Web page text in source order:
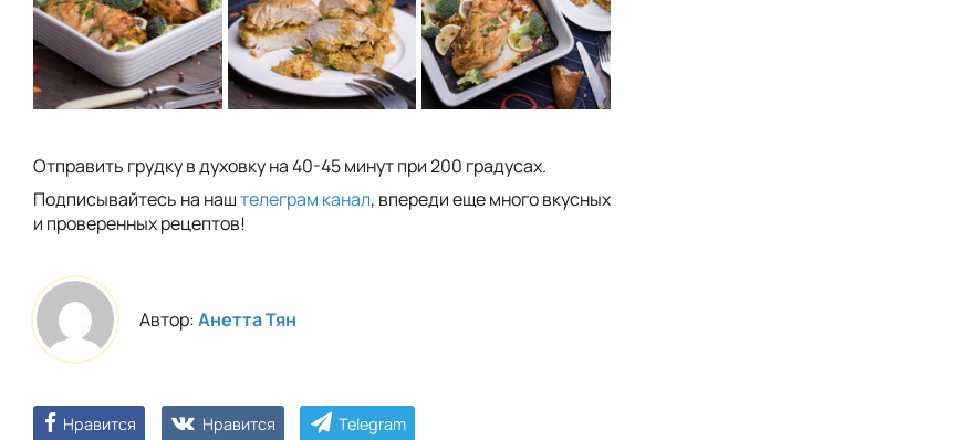
Отправить грудку в духовку на 40-45 минут при 200 градусах.
Подписывайтесь на наштелеграм канал, впереди еще много вкусных
и проверенных рецептов!
Автор:Анетта Тян
Нравится Нравится Telegram